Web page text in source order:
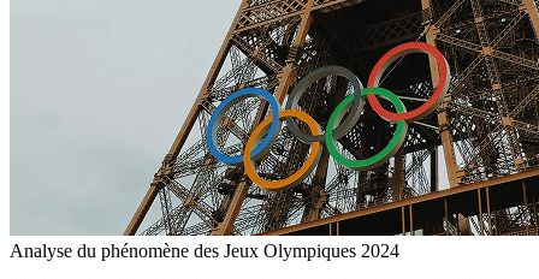
Analyse du phénomène des Jeux Olympiques 2024